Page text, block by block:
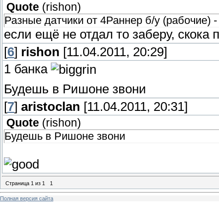
Заднии пружины от длиного(5-ти
обе.
Подходят для стандарного короткого
Идеально подходят для лифта Кая
Фары-противотуманки(которые на
Правая б/у -30шек.
Левая новая -70шек.
Quote (rishon)
Разные датчики от 4Раннер б/у (рабочие)
если ещё не отдал то заберу, скока
[6] rishon [11.04.2011, 20:29]
1 банка
Будешь в Ришоне звони
[7] aristoclan [11.04.2011, 20:31]
Quote (rishon)
Будешь в Ришоне звони
Страница 1 из 1 1
Полная версия сайта